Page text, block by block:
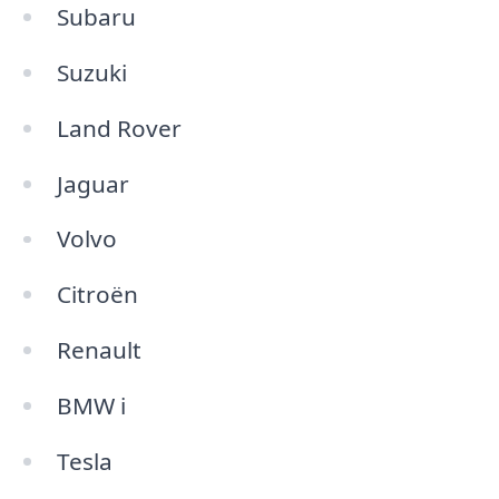
Subaru
Suzuki
Land Rover
Jaguar
Volvo
Citroën
Renault
BMW i
Tesla